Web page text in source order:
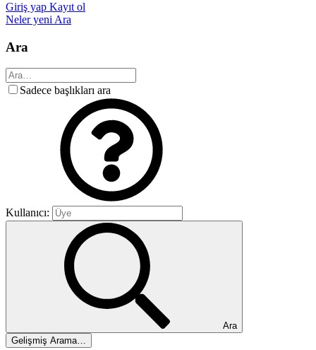
Giriş yap Kayıt ol
Neler yeni Ara
Ara
Sadece başlıkları ara
Kullanıcı:
Ara
Gelişmiş Arama…